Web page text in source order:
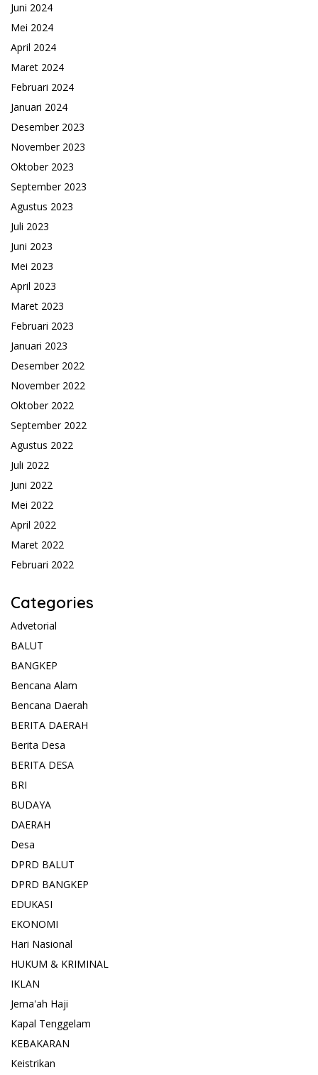
Juni 2024
Mei 2024
April 2024
Maret 2024
Februari 2024
Januari 2024
Desember 2023
November 2023
Oktober 2023
September 2023
Agustus 2023
Juli 2023
Juni 2023
Mei 2023
April 2023
Maret 2023
Februari 2023
Januari 2023
Desember 2022
November 2022
Oktober 2022
September 2022
Agustus 2022
Juli 2022
Juni 2022
Mei 2022
April 2022
Maret 2022
Februari 2022
Categories
Advetorial
BALUT
BANGKEP
Bencana Alam
Bencana Daerah
BERITA DAERAH
Berita Desa
BERITA DESA
BRI
BUDAYA
DAERAH
Desa
DPRD BALUT
DPRD BANGKEP
EDUKASI
EKONOMI
Hari Nasional
HUKUM & KRIMINAL
IKLAN
Jema'ah Haji
Kapal Tenggelam
KEBAKARAN
Keistrikan